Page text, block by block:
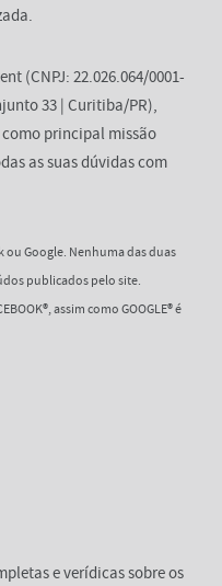
(CNPJ: 22.026.064/0001-
33 | Curitiba/PR),
principal missão
as suas dúvidas com
ou Google. Nenhuma das duas
publicados pelo site.
assim como GOOGLE® é
e verídicas sobre os